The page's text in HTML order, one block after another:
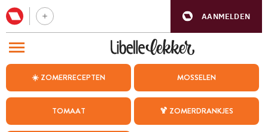
AANMELDEN
☀️ ZOMERRECEPTEN MOSSELEN
TOMAAT 🍹 ZOMERDRANKJES
BEZOEK ONZE ANDERE WEBSITES
WEEKMENU